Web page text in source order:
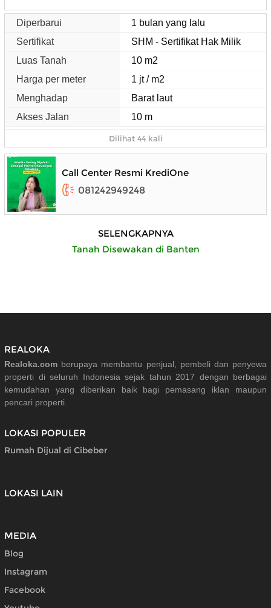
Diperbarui
1 bulan yang lalu
Sertifikat
SHM - Sertifikat Hak Milik
Luas Tanah
10 m2
Harga per meter
1 jt / m2
Menghadap
Barat laut
Akses Jalan
10 m
Dilihat 44 kali
Call Center Resmi KrediOne
081242949248
SELENGKAPNYA
Tanah Disewakan di Banten
REALOKA
Realoka.com berupaya membantu penjual, pembeli dan penyewa
properti di seluruh Indonesia sejak tahun 2017 dengan berbagai
kemudahan yang diberikan baik bagi pemasang iklan maupun
pencari properti.
LOKASI POPULER
Rumah Dijual di Cibeber
LOKASI LAIN
MEDIA
Blog
Instagram
Facebook